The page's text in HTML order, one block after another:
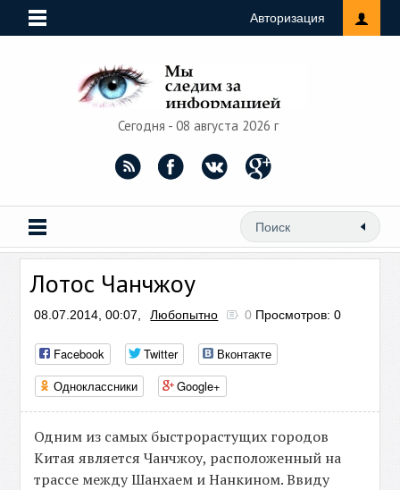
Авторизация
Сегодня - 08 августа 2026 г
Лотос Чанчжоу
08.07.2014, 00:07, Любопытно 0 Просмотров: 0
Facebook Twitter
Вконтакте
Одноклассники
Google+
Одним из самых быстрорастущих городов
Китая является Чанчжоу, расположенный на
трассе между Шанхаем и Нанкином. Ввиду